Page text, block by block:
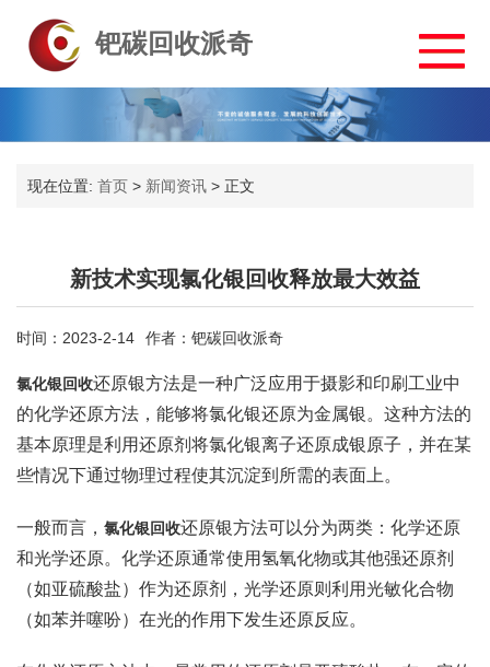
钯碳回收派奇
现在位置: 首页 > 新闻资讯 > 正文
新技术实现氯化银回收释放最大效益
时间：2023-2-14 作者：钯碳回收派奇
氯化银回收还原银方法是一种广泛应用于摄影和印刷工业中
的化学还原方法，能够将氯化银还原为金属银。这种方法的
基本原理是利用还原剂将氯化银离子还原成银原子，并在某
些情况下通过物理过程使其沉淀到所需的表面上。
一般而言， 氯化银回收还原银方法可以分为两类：化学还原
和光学还原。化学还原通常使用氢氧化物或其他强还原剂
（如亚硫酸盐）作为还原剂，光学还原则利用光敏化合物
（如苯并噻吩）在光的作用下发生还原反应。